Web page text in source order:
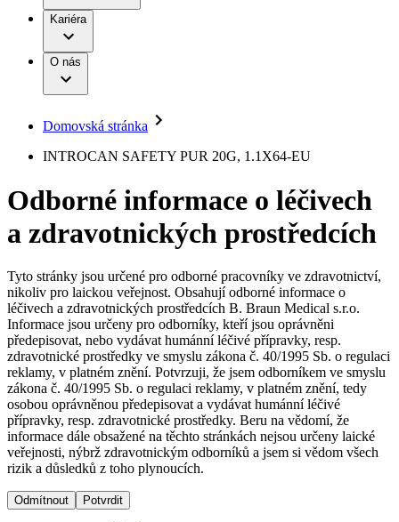
Léčba bolesti
Mimotělní očišťování krve
Neurochirurgie
Onkologie
Ortopedie
Páteřní chirurgie
Péče o rány
Prevence a kontrola infekcí
Uzavírání ran
Řešení
Terapie
Onemocnění
B. Braun Avitum
Dialyzační střediska​
B. Braun Avitum poskytuje kvalitní dialyzační péči ve všech
svých střediscích v České republice. Více informací se
dozvíte na stránkách jednotlivých středisek.
Práce a kariéra
Naše kultura
Vaše příležitost​
Nabídky pracovních míst
Objevte své kariérní příležitosti ​v B. Braun. Vyhledejte náš trh
práce​ pro zajímavé pozice.​
Odpovědnost
Média
Tiskové zprávy
Kontakt
Kontaktní formulář
Registrace k odběru newsletteru
Odpovědnost
Média
Kontakt
Kariéra
O nás
Domovská stránka
INTROCAN SAFETY PUR 20G, 1.1X64-EU
Odborné informace o léčivech
a zdravotnických prostředcích
Tyto stránky jsou určené pro odborné pracovníky ve zdravotnictví,
nikoliv pro laickou veřejnost. Obsahují odborné informace o
léčivech a zdravotnických prostředcích B. Braun Medical s.r.o.
Informace jsou určeny pro odborníky, kteří jsou oprávněni
předepisovat, nebo vydávat humánní léčivé přípravky, resp.
zdravotnické prostředky ve smyslu zákona č. 40/1995 Sb. o regulaci
reklamy, v platném znění. Potvrzuji, že jsem odborníkem ve smyslu
zákona č. 40/1995 Sb. o regulaci reklamy, v platném znění, tedy
osobou oprávněnou předepisovat a vydávat humánní léčivé
přípravky, resp. zdravotnické prostředky. Beru na vědomí, že
informace dále obsažené na těchto stránkách nejsou určeny laické
veřejnosti, nýbrž zdravotnickým odborníků a jsem si vědom všech
rizik a důsledků z toho plynoucích.
Odmítnout Potvrdit